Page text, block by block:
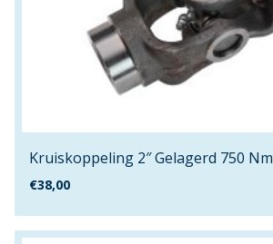
70mmx51mm
76mmx76mm
8
800mm
80mm
Kruiskoppeling 2″ Gelagerd 750 Nm
€38,00